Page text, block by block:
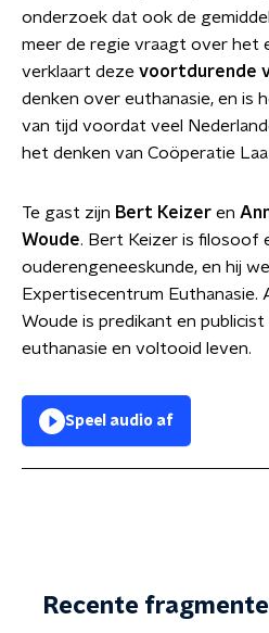
onderzoek dat ook de
meer de regie vraagt over het
verklaart deze voortdurende
denken over euthanasie, en is
van tijd voordat veel
het denken van Coöperatie
Te gast zijn Bert Keizer en
Woude. Bert Keizer is filosoof
ouderengeneeskunde, en hij
Expertisecentrum Euthanasie.
Woude is predikant en
euthanasie en voltooid leven.
Speel audio af
Recente